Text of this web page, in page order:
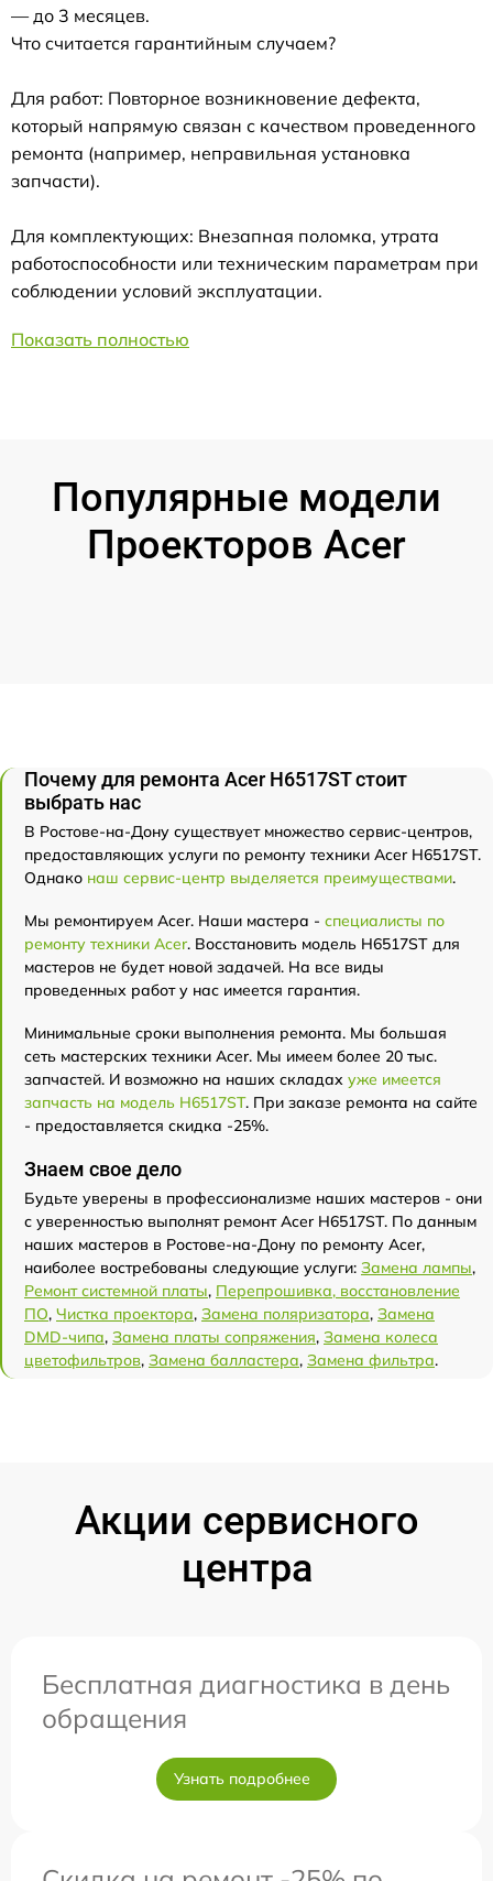
— до 3 месяцев.
Что считается гарантийным случаем?
Для работ: Повторное возникновение дефекта,
который напрямую связан с качеством проведенного
ремонта (например, неправильная установка
запчасти).
Для комплектующих: Внезапная поломка, утрата
работоспособности или техническим параметрам при
соблюдении условий эксплуатации.
Показать полностью
Популярные модели
Проекторов Acer
Почему для ремонта Acer H6517ST стоит
выбрать нас
В Ростове-на-Дону существует множество сервис-центров,
предоставляющих услуги по ремонту техники Acer H6517ST.
Однако наш сервис-центр выделяется преимуществами.
Мы ремонтируем Acer. Наши мастера - специалисты по
ремонту техники Acer. Восстановить модель H6517ST для
мастеров не будет новой задачей. На все виды
проведенных работ у нас имеется гарантия.
Минимальные сроки выполнения ремонта. Мы большая
сеть мастерских техники Acer. Мы имеем более 20 тыс.
запчастей. И возможно на наших складах уже имеется
запчасть на модель H6517ST. При заказе ремонта на сайте
- предоставляется скидка -25%.
Знаем свое дело
Будьте уверены в профессионализме наших мастеров - они
с уверенностью выполнят ремонт Acer H6517ST. По данным
наших мастеров в Ростове-на-Дону по ремонту Acer,
наиболее востребованы следующие услуги: Замена лампы,
Ремонт системной платы, Перепрошивка, восстановление
ПО, Чистка проектора, Замена поляризатора, Замена
DMD-чипа, Замена платы сопряжения, Замена колеса
цветофильтров, Замена балластера, Замена фильтра.
Акции сервисного
центра
Бесплатная диагностика в день
обращения
Узнать подробнее